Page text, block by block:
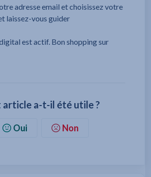
adresse email et choisissez votre
laissez-vous guider
est actif. Bon shopping sur
article a-t-il été utile ?
Oui Non